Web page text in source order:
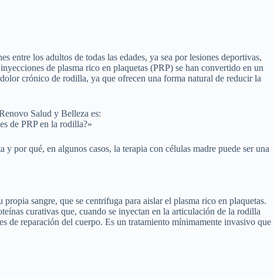
entre los adultos de todas las edades, ya sea por lesiones deportivas,
de plasma rico en plaquetas (PRP) se han convertido en un
crónico de rodilla, ya que ofrecen una forma natural de reducir la
Salud y Belleza es:
de PRP en la rodilla?»
y por qué, en algunos casos, la terapia con células madre puede ser una
sangre, que se centrifuga para aislar el plasma rico en plaquetas.
curativas que, cuando se inyectan en la articulación de la rodilla
de reparación del cuerpo. Es un tratamiento mínimamente invasivo que